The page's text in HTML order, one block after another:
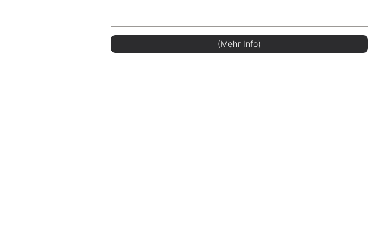
(Mehr Info)